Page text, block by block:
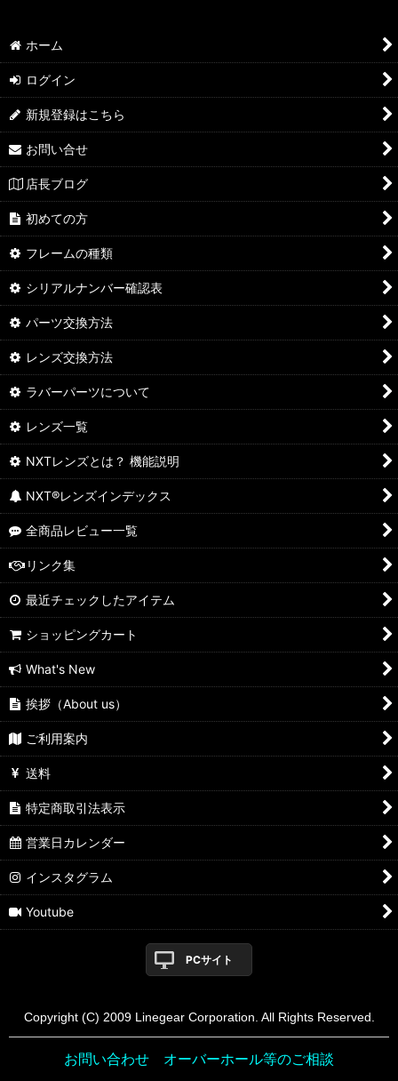
ホーム
ログイン
新規登録はこちら
お問い合せ
店長ブログ
初めての方
フレームの種類
シリアルナンバー確認表
パーツ交換方法
レンズ交換方法
ラバーパーツについて
レンズ一覧
NXTレンズとは？ 機能説明
NXT®レンズインデックス
全商品レビュー一覧
リンク集
最近チェックしたアイテム
ショッピングカート
What's New
挨拶（About us）
ご利用案内
送料
特定商取引法表示
営業日カレンダー
インスタグラム
Youtube
PCサイト
Copyright (C) 2009 Linegear Corporation. All Rights Reserved.
お問い合わせ オーバーホール等のご相談